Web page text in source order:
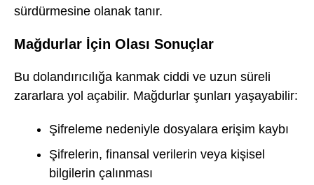
sürdürmesine olanak tanır.
Mağdurlar İçin Olası Sonuçlar
Bu dolandırıcılığa kanmak ciddi ve uzun süreli
zararlara yol açabilir. Mağdurlar şunları yaşayabilir:
Şifreleme nedeniyle dosyalara erişim kaybı
Şifrelerin, finansal verilerin veya kişisel
bilgilerin çalınması